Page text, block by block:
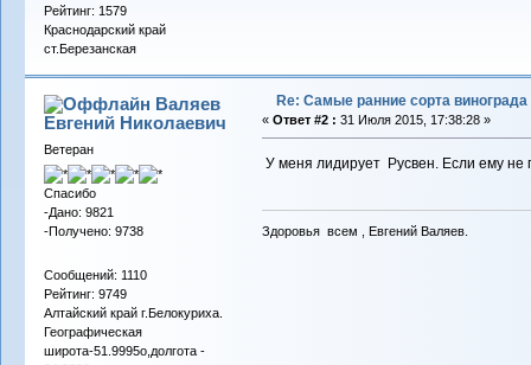
Рейтинг: 1579
Краснодарский край
ст.Березанская
Валяев
Евгений Николаевич
Ветеран
Спасибо
-Дано: 9821
-Получено: 9738
Сообщений: 1110
Рейтинг: 9749
Алтайский край г.Белокуриха.
Географическая
широта-51.9995о,долгота -
Re: Самые ранние сорта винограда
« Ответ #2 : 31 Июля 2015, 17:38:28 »
У меня лидирует Русвен. Если ему не
Здоровья всем , Евгений Валяев.